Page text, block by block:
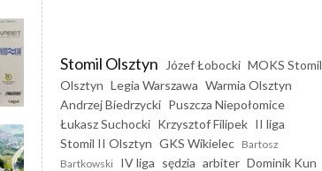
Stomil Olsztyn Józef Łobocki MOKS Stomil
Olsztyn Legia Warszawa Warmia Olsztyn
Andrzej Biedrzycki Puszcza Niepołomice
Łukasz Suchocki Krzysztof Filipek II liga
Stomil II Olsztyn GKS Wikielec Bartosz
Bartkowski IV liga sędzia arbiter Dominik Kun